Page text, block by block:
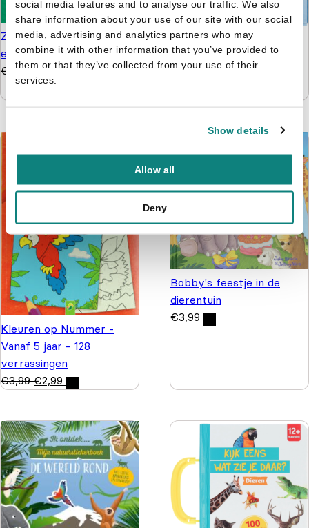
social media features and to analyse our traffic. We also
share information about your use of our site with our social
media, advertising and analytics partners who may
combine it with other information that you’ve provided to
them or that they’ve collected from your use of their
services.
Show details
Allow all
Deny
Zonnige reeks - Plakken
en kleuren 3+
€
4,99 € 3,99
Paw Patrol pakket -
Knutselen, kleuren
puzzelen en stickers
Kleuren op Nummer -
Vanaf 5 jaar - 128
verrassingen
€3,99 €2,99
Bobby's feestje in de
dierentuin
€3,99